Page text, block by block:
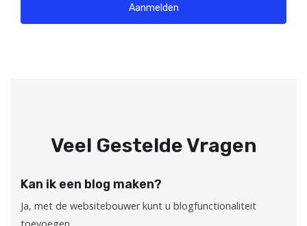
Aanmelden
Veel Gestelde Vragen
Kan ik een blog maken?
Ja, met de websitebouwer kunt u blogfunctionaliteit